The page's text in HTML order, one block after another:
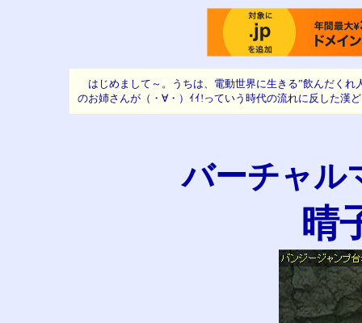
はじめまして～ 。うちは、電動世界に生きる”飲んだく
のお姉さんが（・∀・）ｲｲ!っていう時代の流れに反した漢
バーチャル
晴